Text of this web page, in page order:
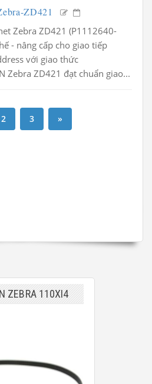
ZD421
Zebra ZD421 (P1112640-
- nâng cấp cho giao tiếp
với giao thức
Zebra ZD421 đạt chuẩn giao...
2 3 »
ZEBRA 110XI4